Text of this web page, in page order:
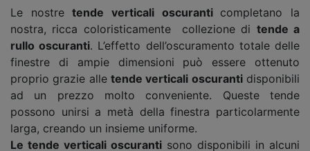
Le nostretende verticali oscuranti completano la
nostra, ricca coloristicamente collezione di tende a
rullo oscuranti. L’effetto dell’oscuramento totale delle
finestre di ampie dimensioni può essere ottenuto
proprio grazie alle tende verticali oscurantidisponibili
ad un prezzo molto conveniente. Queste tende
possono unirsi a metà della finestra particolarmente
larga, creando un insieme uniforme.
Le tende verticali oscuranti sono disponibili in alcuni